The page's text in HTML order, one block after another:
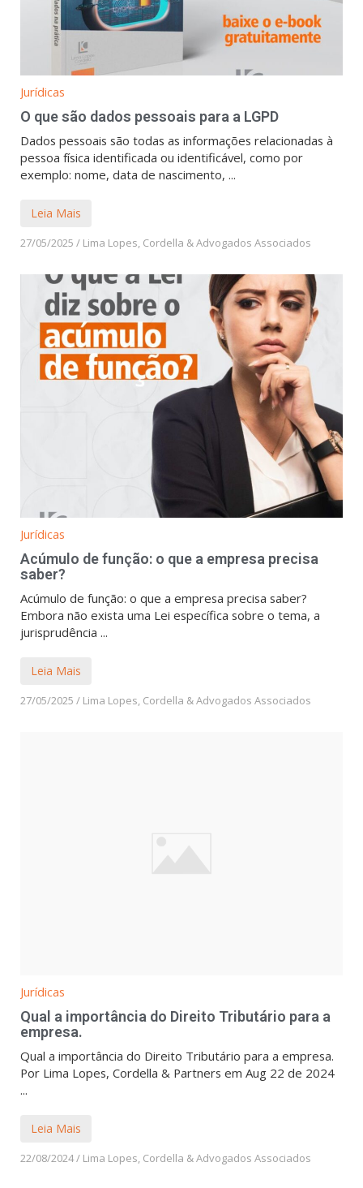
Jurídicas
O que são dados pessoais para a LGPD
Dados pessoais são todas as informações relacionadas à
pessoa física identificada ou identificável, como por
exemplo: nome, data de nascimento, ...
Leia Mais
27/05/2025 / Lima Lopes, Cordella & Advogados Associados
Jurídicas
Acúmulo de função: o que a empresa precisa
saber?
Acúmulo de função: o que a empresa precisa saber?
Embora não exista uma Lei específica sobre o tema, a
jurisprudência ...
Leia Mais
27/05/2025 / Lima Lopes, Cordella & Advogados Associados
Jurídicas
Qual a importância do Direito Tributário para a
empresa.
Qual a importância do Direito Tributário para a empresa.
Por Lima Lopes, Cordella & Partners em Aug 22 de 2024
...
Leia Mais
22/08/2024/ Lima Lopes, Cordella & Advogados Associados